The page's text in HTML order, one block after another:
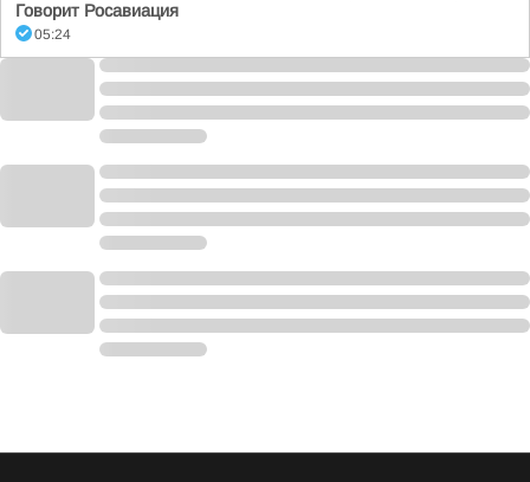
Говорит Росавиация
05:24